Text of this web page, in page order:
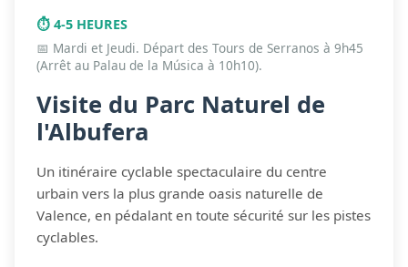
⏱️ 4-5 HEURES
📅 Mardi et Jeudi. Départ des Tours de Serranos à 9h45
(Arrêt au Palau de la Música à 10h10).
Visite du Parc Naturel de
l'Albufera
Un itinéraire cyclable spectaculaire du centre
urbain vers la plus grande oasis naturelle de
Valence, en pédalant en toute sécurité sur les pistes
cyclables.